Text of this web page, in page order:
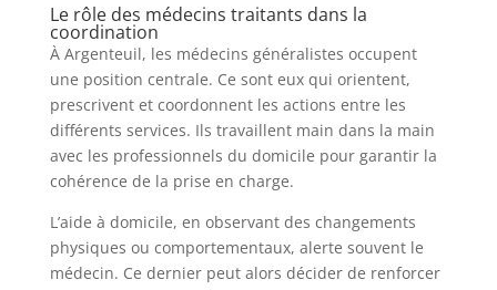
Le rôle des médecins traitants dans la
coordination
À Argenteuil, les médecins généralistes occupent
une position centrale. Ce sont eux qui orientent,
prescrivent et coordonnent les actions entre les
différents services. Ils travaillent main dans la main
avec les professionnels du domicile pour garantir la
cohérence de la prise en charge.
L’aide à domicile, en observant des changements
physiques ou comportementaux, alerte souvent le
médecin. Ce dernier peut alors décider de renforcer